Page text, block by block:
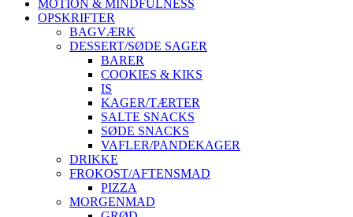
MOTION & MINDFULNESS
OPSKRIFTER
BAGVÆRK
DESSERT/SØDE SAGER
BARER
COOKIES & KIKS
IS
KAGER/TÆRTER
SALTE SNACKS
SØDE SNACKS
VAFLER/PANDEKAGER
DRIKKE
FROKOST/AFTENSMAD
PIZZA
MORGENMAD